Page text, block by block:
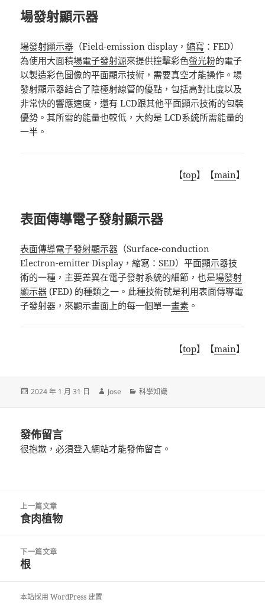
場發射顯示器
場發射顯示器 （Field-emission display，縮寫 ：FED）
為使用大面積場電子發射源來提供撞擊彩色螢光粉的電子
以製造彩色圖像的平面顯示技術，需要真空才能操作。場
發射顯示器結合了陰極射線管的優點，包括高對比度以及
非常快的響應速度，還有 LCD跟其他平面顯示技術的包裝
優勢。其所需的能量也較低，大約是 LCD系統所需能量的
一半。
【top】【main】
表面傳導電子發射顯示器
表面傳導電子發射顯示器 （Surface-conduction
Electron-emitter Display，縮寫：SED）平面顯示器技
術的一種，主要差異在電子發射系統的細節，也是場發射
顯示器 (FED) 的種類之一。此種技術就是利用表面傳導電
子發射器，來顯示畫面上的每一個單一畫素 。
【top】【main】
發
2024 年 1 月 31 日
作
Jose
分
科學知識
發佈留言
很抱歉，必須登入網站才能發佈留言。
上一篇文章
上
篇
文
食肉植物
下一篇文章
下
篇
根
本站採用 WordPress 建置